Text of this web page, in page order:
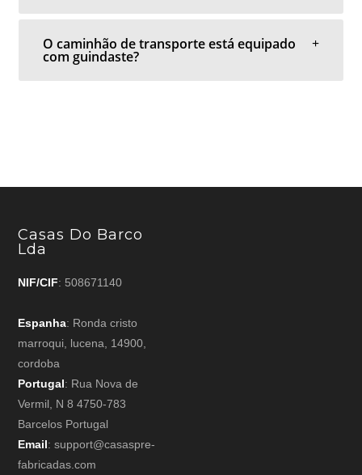
O caminhão de transporte está equipado
com guindaste?
Casas Do Barco
Lda
NIF/CIF: 508671140
Espanha: Ronda cristo
marroqui, lucena, 14900,
cordoba
Portugal: Rua Nova de
Vermil, N 8 4750-783
Barcelos Portugal
Email: support@casaspre-
fabricadas.com